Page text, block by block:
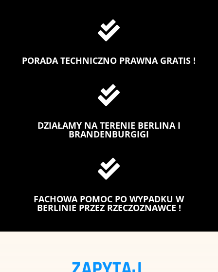

PORADA TECHNICZNO PRAWNA GRATIS !

DZIAŁAMY NA TERENIE BERLINA I
BRANDENBURGIGI

FACHOWA POMOC PO WYPADKU W
BERLINIE PRZEZ RZECZOZNAWCE !